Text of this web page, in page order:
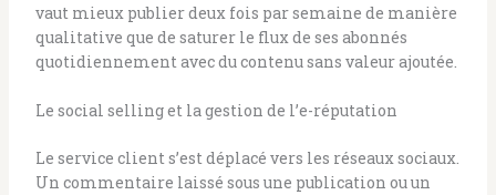
vaut mieux publier deux fois par semaine de manière
qualitative que de saturer le flux de ses abonnés
quotidiennement avec du contenu sans valeur ajoutée.
Le social selling et la gestion de l’e-réputation
Le service client s’est déplacé vers les réseaux sociaux.
Un commentaire laissé sous une publication ou un